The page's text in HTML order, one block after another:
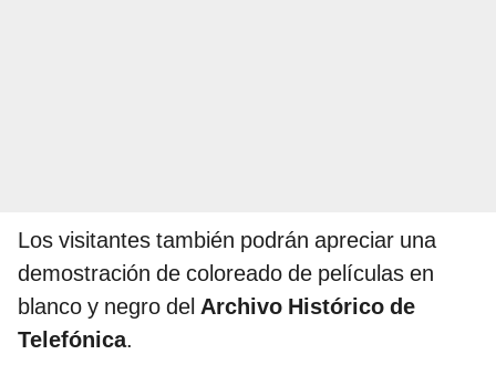
Los visitantes también podrán apreciar una
demostración de coloreado de películas en
blanco y negro del Archivo Histórico de
Telefónica.